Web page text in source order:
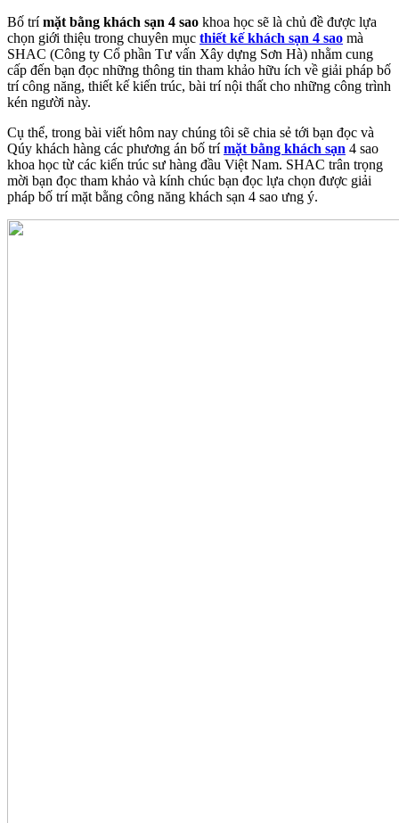
Bố trímặt bằng khách sạn 4 sao khoa học sẽ là chủ đề được lựa
chọn giới thiệu trong chuyên mục thiết kế khách sạn 4 sao mà
SHAC (Công ty Cổ phần Tư vấn Xây dựng Sơn Hà) nhằm cung
cấp đến bạn đọc những thông tin tham khảo hữu ích về giải pháp bố
trí công năng, thiết kế kiến trúc, bài trí nội thất cho những công trình
kén người này.
Cụ thể, trong bài viết hôm nay chúng tôi sẽ chia sẻ tới bạn đọc và
Qúy khách hàng các phương án bố trímặt bằng khách sạn 4 sao
khoa học từ các kiến trúc sư hàng đầu Việt Nam. SHAC trân trọng
mời bạn đọc tham khảo và kính chúc bạn đọc lựa chọn được giải
pháp bố trí mặt bằng công năng khách sạn 4 sao ưng ý.